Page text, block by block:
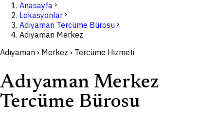
Anasayfa chevron_right
Lokasyonlar chevron_right
Adıyaman Tercüme Bürosu chevron_right
Adıyaman Merkez
Adıyaman › Merkez › Tercüme Hizmeti
Adıyaman Merkez
Tercüme Bürosu